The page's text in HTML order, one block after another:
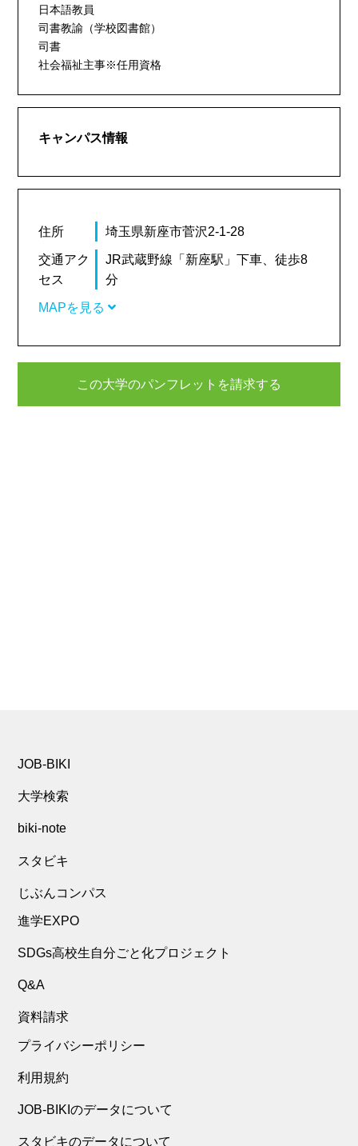
日本語教員
司書教諭（学校図書館）
司書
社会福祉主事※任用資格
キャンパス情報
住所 埼玉県新座市菅沢2-1-28
交通アク
セス
JR武蔵野線「新座駅」下車、徒歩8
分
MAPを見る
この大学のパンフレットを請求する
JOB-BIKI
大学検索
biki-note
スタビキ
じぶんコンパス
進学EXPO
SDGs高校生自分ごと化プロジェクト
Q&A
資料請求
プライバシーポリシー
利用規約
JOB-BIKIのデータについて
スタビキのデータについて